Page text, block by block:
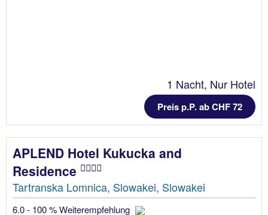
1 Nacht, Nur Hotel
Preis p.P. ab CHF 72
APLEND Hotel Kukucka and
Residence
Tartranska Lomnica, Slowakei, Slowakei
6.0 - 100 % Weiterempfehlung